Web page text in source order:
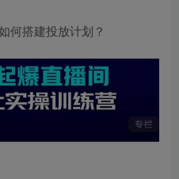
何搭建投放计划？